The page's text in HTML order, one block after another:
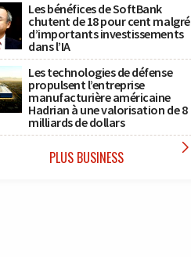
Les bénéfices de SoftBank
chutent de 18 pour cent malgré
d’importants investissements
dans l’IA
Les technologies de défense
propulsent l’entreprise
manufacturière américaine
Hadrian à une valorisation de 8
milliards de dollars
PLUS BUSINESS 